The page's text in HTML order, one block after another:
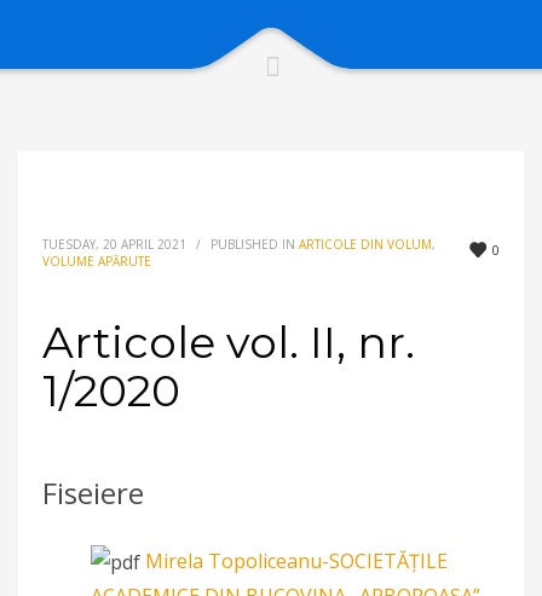
0
TUESDAY, 20 APRIL 2021 / PUBLISHED IN ARTICOLE DIN VOLUM,
VOLUME APĂRUTE
Articole vol. II, nr.
1/2020
Fiseiere
Mirela Topoliceanu-SOCIETĂȚILE